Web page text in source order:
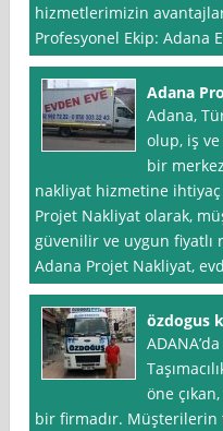
hizmetlerimizin
Profesyonel Ekip: Adana
Adana
Adana,
olup, iş
bir
nakliyat hizmetine ihtiyaç
Projet Nakliyat olarak,
güvenilir ve uygun fiyatlı
Adana Projet Nakliyat,
özdogus
öne
bir firmadır. Müşterilerin